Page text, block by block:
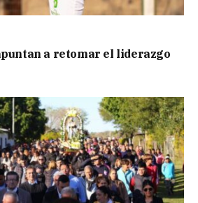
a retomar el liderazgo